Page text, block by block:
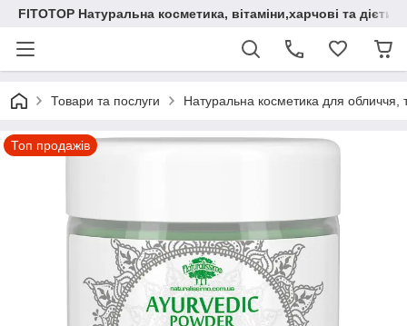
FITOTOP Натуральна косметика, вітаміни,харчові та
Товари та послуги Натуральна косметика для обличчя,
Топ продажів